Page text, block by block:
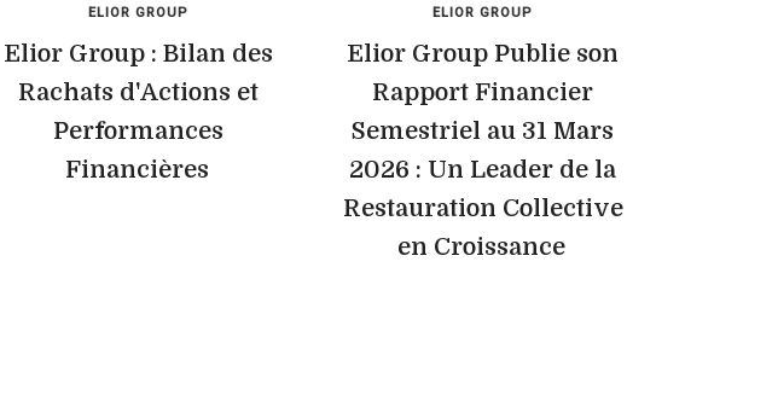
ELIOR GROUP
Elior Group : Bilan des
Rachats d'Actions et
Performances
Financières
ELIOR GROUP
Elior Group Publie son
Rapport Financier
Semestriel au 31 Mars
2026 : Un Leader de la
Restauration Collective
en Croissance